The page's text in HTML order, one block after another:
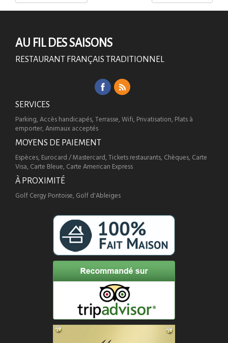
AU FIL DES SAISONS
RESTAURANT FRANÇAIS TRADITIONNEL
SERVICES
Parking, Accès handicapés, Terrasse, Wifi, Privatisation, Plats à
emporter, Animaux acceptés
MOYENS DE PAIEMENT
Espèces, Eurocard / Mastercard, Tickets restaurants, Chèques, Carte
Visa, Carte Bleue, Carte American Express
À PROXIMITÉ
Golf Cergy Pontoise, Golf d'Ableiges